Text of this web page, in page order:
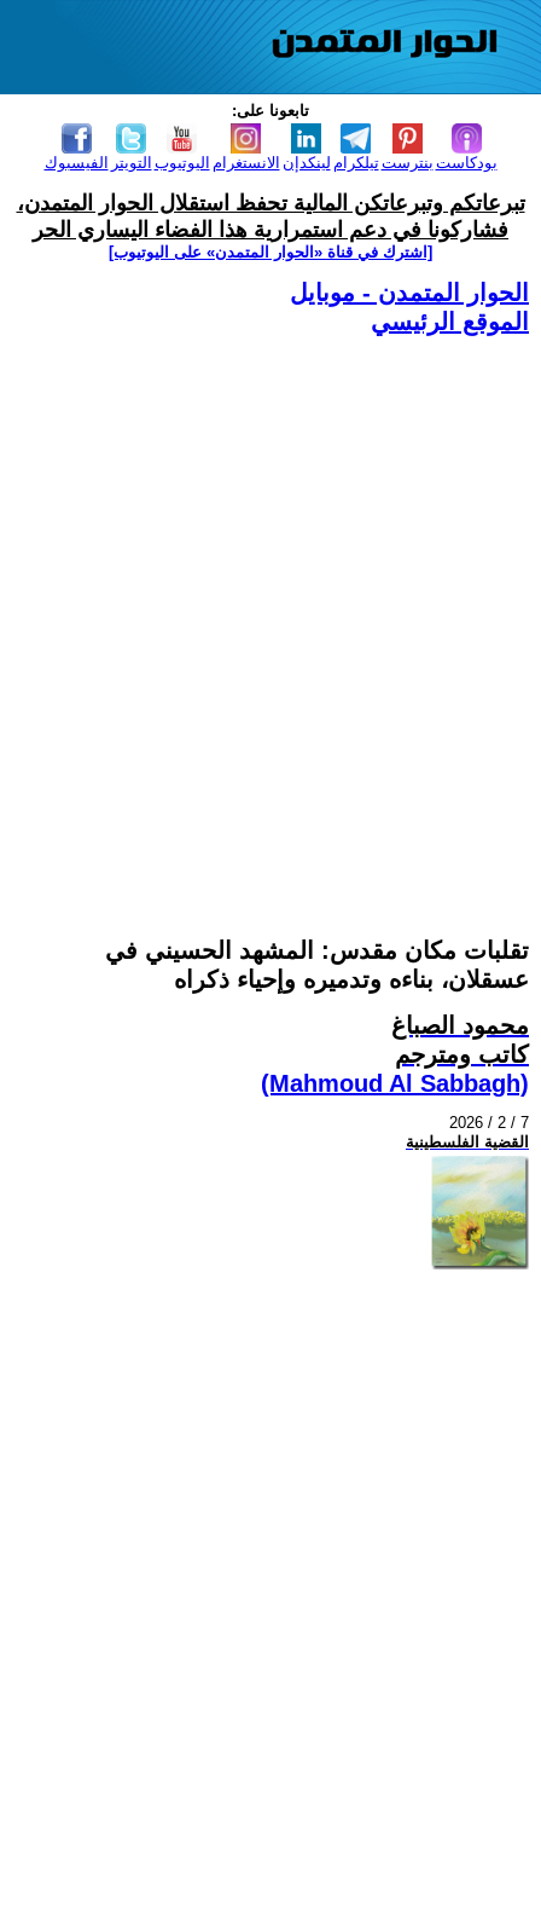
تابعونا على:
الفيسبوك التويتر اليوتيوب الانستغرام لينكدإن تيلكرامبنترست بودكاست
تبرعاتكم وتبرعاتكن المالية تحفظ استقلال الحوار المتمدن،
فشاركونا في دعم استمرارية هذا الفضاء اليساري الحر
[اشترك في قناة ‫«الحوار المتمدن» على اليوتيوب]
الحوار المتمدن - موبايل
الموقع الرئيسي
تقلبات مكان مقدس: المشهد الحسيني في
عسقلان، بناءه وتدميره وإحياء ذكراه
محمود الصباغ
كاتب ومترجم
(Mahmoud Al Sabbagh)
2026 / 2 / 7
القضية الفلسطينية